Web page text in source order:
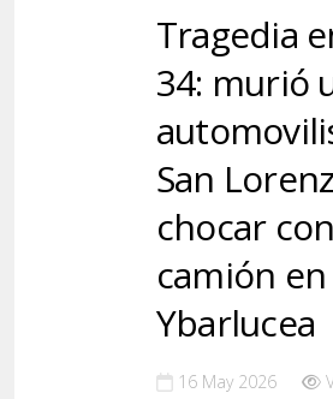
Tragedia
34: murió
San
chocar
camión en
Ybarlucea
16 May 2026